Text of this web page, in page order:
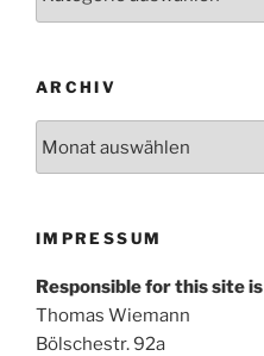
ARCHIV
IMPRESSUM
Responsible for this site is
Thomas Wiemann
Bölschestr. 92a